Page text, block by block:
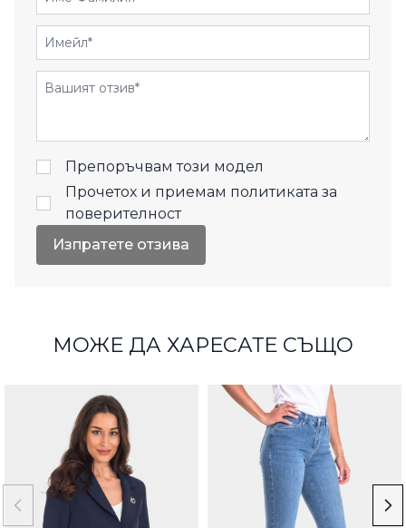
Имейл
Отзиви
Препоръчвам този модел
Прочетох и приемам политиката за
поверителност
Изпратете отзива
МОЖЕ ДА ХАРЕСАТЕ СЪЩО